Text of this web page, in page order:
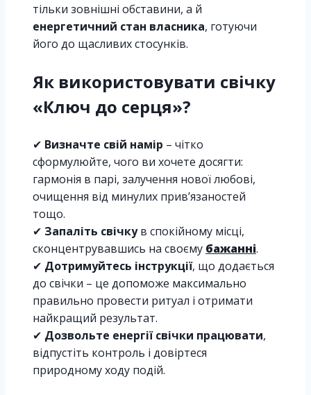
тільки зовнішні обставини, а й
енергетичний стан власника, готуючи
його до щасливих стосунків.
Як використовувати свічку
«Ключ до серця»?
✔ Визначте свій намір – чітко
сформулюйте, чого ви хочете досягти:
гармонія в парі, залучення нової любові,
очищення від минулих прив’язаностей
тощо.
✔ Запаліть свічкув спокійному місці,
сконцентрувавшись на своєму бажанні.
✔ Дотримуйтесь інструкції, що додається
до свічки – це допоможе максимально
правильно провести ритуал і отримати
найкращий результат.
✔ Дозвольте енергії свічки працювати,
відпустіть контроль і довіртеся
природному ходу подій.